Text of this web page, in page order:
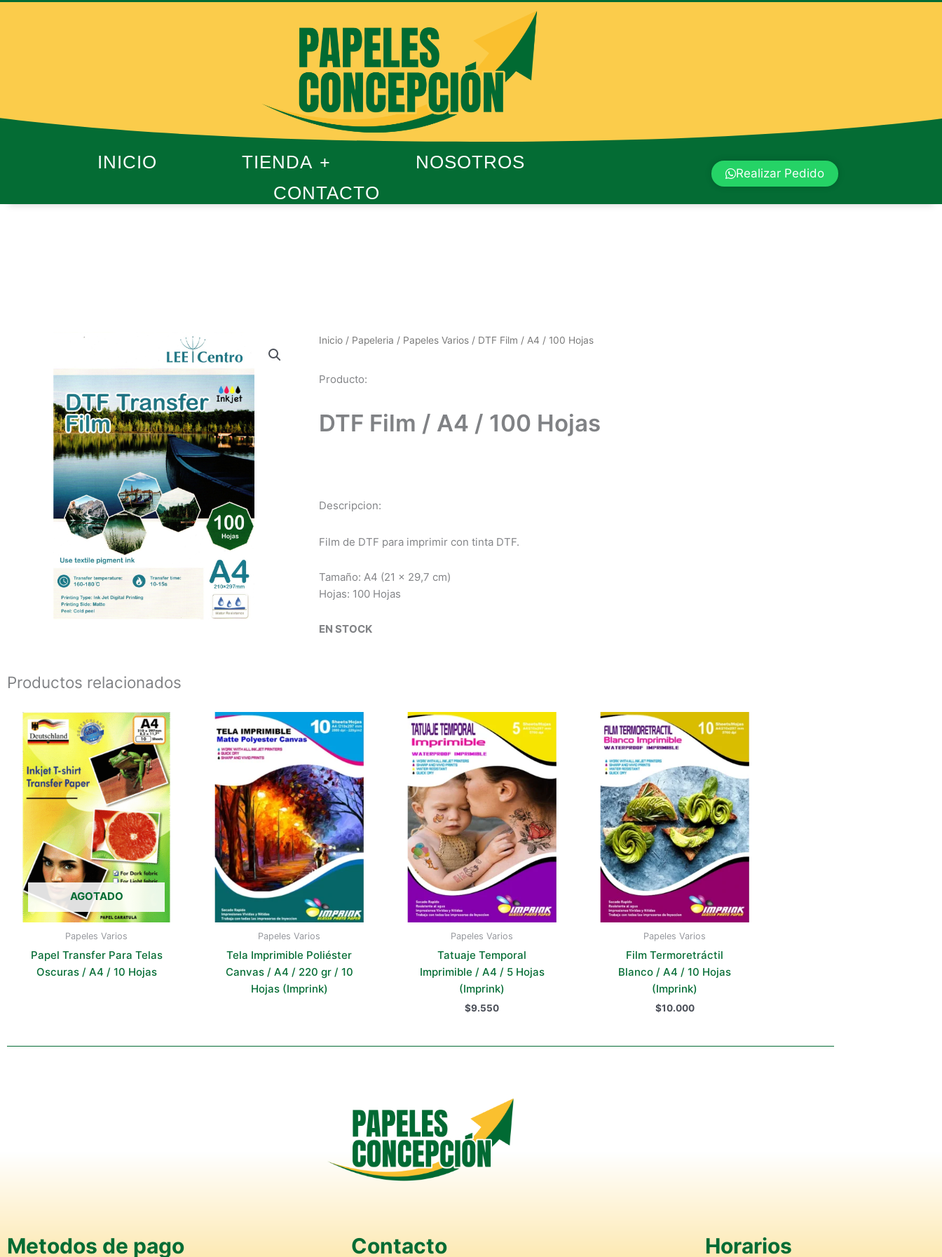
INICIO TIENDA
NOSOTROS
CONTACTO
Realizar Pedido
Inicio / Papeleria / Papeles Varios / DTF Film / A4 / 100 Hojas
Producto:
DTF Film / A4 / 100 Hojas
Descripcion:
Film de DTF para imprimir con tinta DTF.
Tamaño: A4 (21 x 29,7 cm)
Hojas: 100 Hojas
EN STOCK
Productos relacionados
AGOTADO
Papeles Varios
Papel Transfer Para Telas
Oscuras / A4 / 10 Hojas
Papeles Varios
Tela Imprimible Poliéster
Canvas / A4 / 220 gr / 10
Hojas (Imprink)
Papeles Varios
Tatuaje Temporal
Imprimible / A4 / 5 Hojas
(Imprink)
$9.550
Papeles Varios
Film Termoretráctil
Blanco / A4 / 10 Hojas
(Imprink)
$10.000
Metodos de pago Contacto Horarios